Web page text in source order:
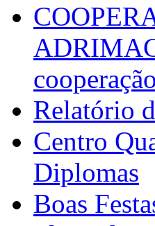
Relatório
Centro
Diplomas
Boas